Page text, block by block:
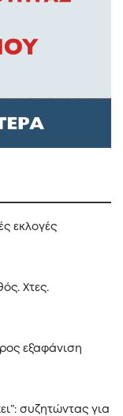
εκλογές
Xτες.
εξαφάνιση
συζητώντας για